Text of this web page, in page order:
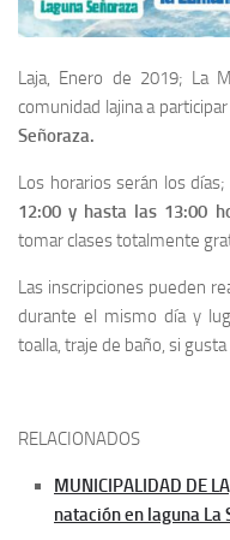
Laja, Enero de 2019; La
comunidad lajina a
Señoraza.
Los horarios serán los días;
12:00 y hasta las 13:00
tomar clases totalmente
Las inscripciones pueden
durante el mismo día y
toalla, traje de baño, si
RELACIONADOS
MUNICIPALIDAD DE
natación en laguna La